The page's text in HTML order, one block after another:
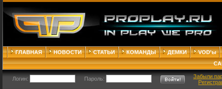
ГЛАВНАЯ НОВОСТИ СТАТЬИ КОМАНДЫ ДЕМКИ
VOD'ы
Логин: Пароль:
Забыли